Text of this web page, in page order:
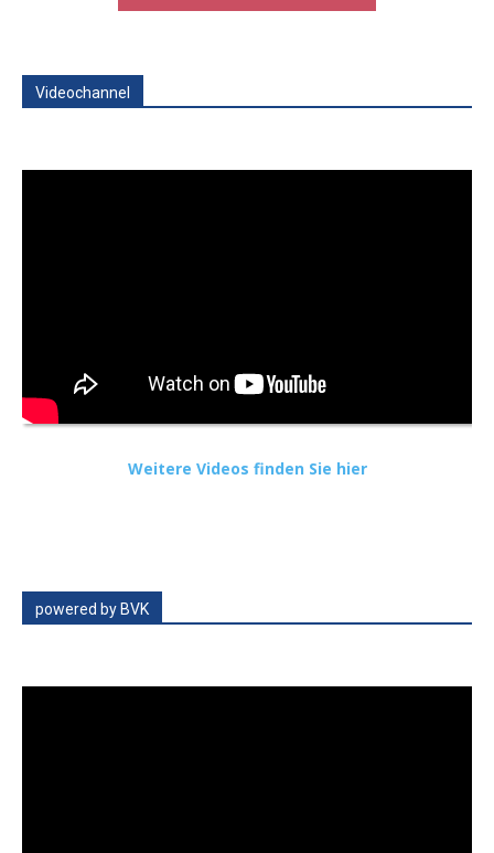
Videochannel
Weitere Videos finden Sie hier
powered by BVK